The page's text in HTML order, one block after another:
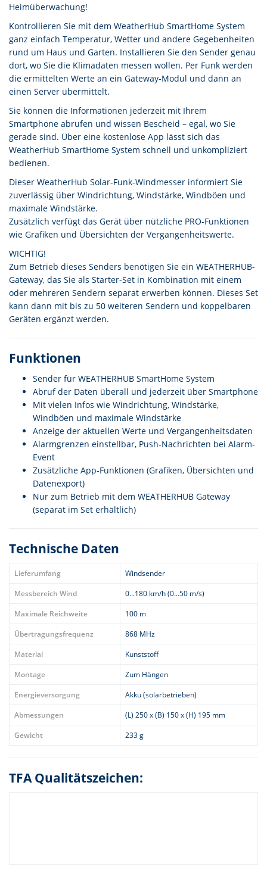
Heimüberwachung!
Kontrollieren Sie mit dem WeatherHub SmartHome System
ganz einfach Temperatur, Wetter und andere Gegebenheiten
rund um Haus und Garten. Installieren Sie den Sender genau
dort, wo Sie die Klimadaten messen wollen. Per Funk werden
die ermittelten Werte an ein Gateway-Modul und dann an
einen Server übermittelt.
Sie können die Informationen jederzeit mit Ihrem
Smartphone abrufen und wissen Bescheid – egal, wo Sie
gerade sind. Über eine kostenlose App lässt sich das
WeatherHub SmartHome System schnell und unkompliziert
bedienen.
Dieser WeatherHub Solar-Funk-Windmesser informiert Sie
zuverlässig über Windrichtung, Windstärke, Windböen und
maximale Windstärke.
Zusätzlich verfügt das Gerät über nützliche PRO-Funktionen
wie Grafiken und Übersichten der Vergangenheitswerte.
WICHTIG!
Zum Betrieb dieses Senders benötigen Sie ein WEATHERHUB-
Gateway, das Sie als Starter-Set in Kombination mit einem
oder mehreren Sendern separat erwerben können. Dieses Set
kann dann mit bis zu 50 weiteren Sendern und koppelbaren
Geräten ergänzt werden.
Funktionen
Sender für WEATHERHUB SmartHome System
Abruf der Daten überall und jederzeit über Smartphone
Mit vielen Infos wie Windrichtung, Windstärke,
Windböen und maximale Windstärke
Anzeige der aktuellen Werte und Vergangenheitsdaten
Alarmgrenzen einstellbar, Push-Nachrichten bei Alarm-
Event
Zusätzliche App-Funktionen (Grafiken, Übersichten und
Datenexport)
Nur zum Betrieb mit dem WEATHERHUB Gateway
(separat im Set erhältlich)
Technische Daten
Lieferumfang
Windsender
Messbereich Wind
0...180 km/h (0...50 m/s)
Maximale Reichweite
100 m
Übertragungsfrequenz
868 MHz
Material
Kunststoff
Montage
Zum Hängen
Energieversorgung
Akku (solarbetrieben)
Abmessungen
(L) 250 x (B) 150 x (H) 195 mm
Gewicht
233 g
TFA Qualitätszeichen: